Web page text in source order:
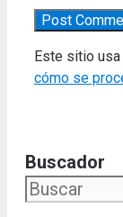
Este sitio
cómo se
Buscador